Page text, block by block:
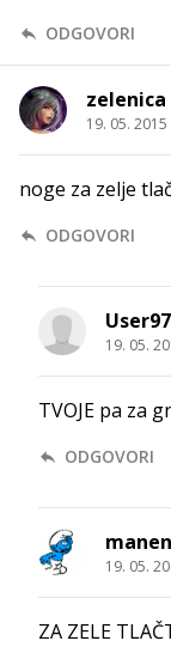
ODGOVORI
zelenica
19. 05. 2015
noge za zelje
ODGOVORI
19. 05.
TVOJE pa za
ODGOVORI
19. 05.
ZA ZELE